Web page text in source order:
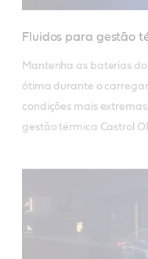
Fluidos para gestão
Mantenha as baterias
ótima durante o
condições mais
gestão térmica Castrol